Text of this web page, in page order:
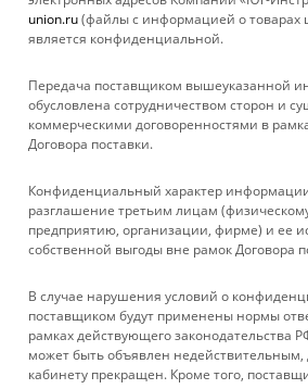
КАТАЛОГ
УСЛУГИ
БРЕНДЫ
КОМПАНИЯ
ИНФОРМАЦИЯ
union.ru(файлы с информацией о товарах
является конфиденциальной.
Передача поставщиком вышеуказанной
обусловлена сотрудничеством сторон и
коммерческими договоренностями в
Договора поставки.
Конфиденциальный характер
разглашение третьим лицам
предприятию, организации, фирме) и ее
собственной выгоды вне рамок Договора
В случае нарушения условий о
поставщиком будут применены нормы
рамках действующего законодательства
может быть объявлен недействительным,
кабинету прекращен. Кроме того,